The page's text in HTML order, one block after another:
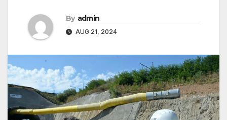
By admin
AUG 21, 2024